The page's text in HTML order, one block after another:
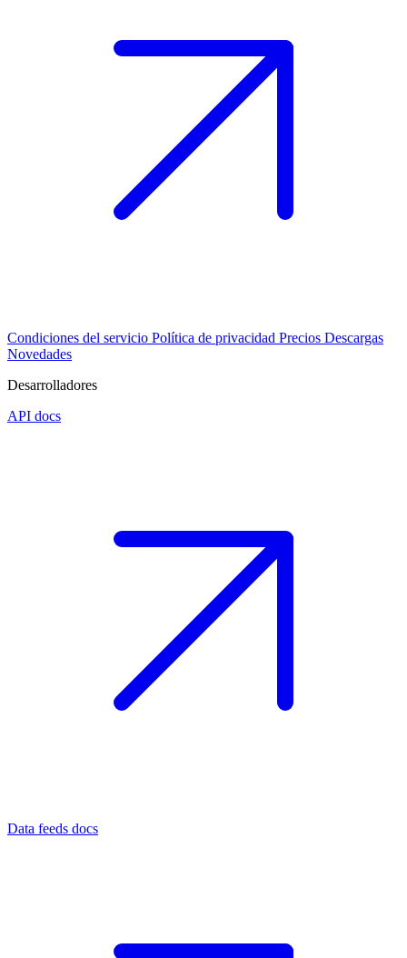
Condiciones del servicio Política de privacidad Precios Descargas
Novedades
Desarrolladores
API docs
Data feeds docs